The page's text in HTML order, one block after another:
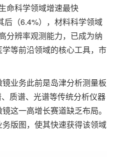
命科学领域增速最快
后（6.4%），材料科学领域
分辨率观测能力，已成为纳
等前沿领域的核心工具，市
业务此前是岛津分析测量板
质谱、光谱等传统分析仪器
这一高增长赛道缺乏布局。
版图，使其快速获得该领域